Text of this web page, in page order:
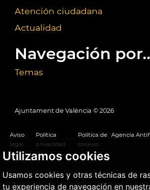
Utilizamos cookies
Usamos cookies y otras técnicas de
tu experiencia de navegación en
Atención ciudadana
Actualidad
Navegación
Temas
Ajuntament de València © 2026
Aviso
legal
Política
privacidad
Política de
cookies
Agencia